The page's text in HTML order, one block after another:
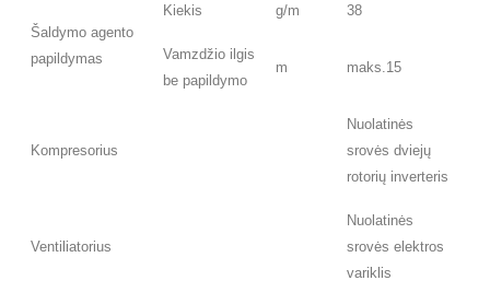
Šaldymo agento
papildymas
Kiekis g/m 38
Vamzdžio ilgis
be papildymo
m maks.15
Kompresorius
Nuolatinės
srovės dviejų
rotorių inverteris
Ventiliatorius
Nuolatinės
srovės elektros
variklis